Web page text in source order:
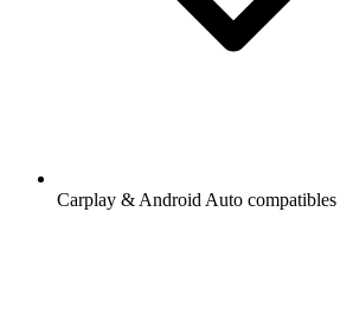
Carplay & Android Auto compatibles